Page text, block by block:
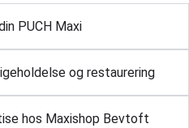
PUCH Maxi
og restaurering
hos Maxishop Bevtoft